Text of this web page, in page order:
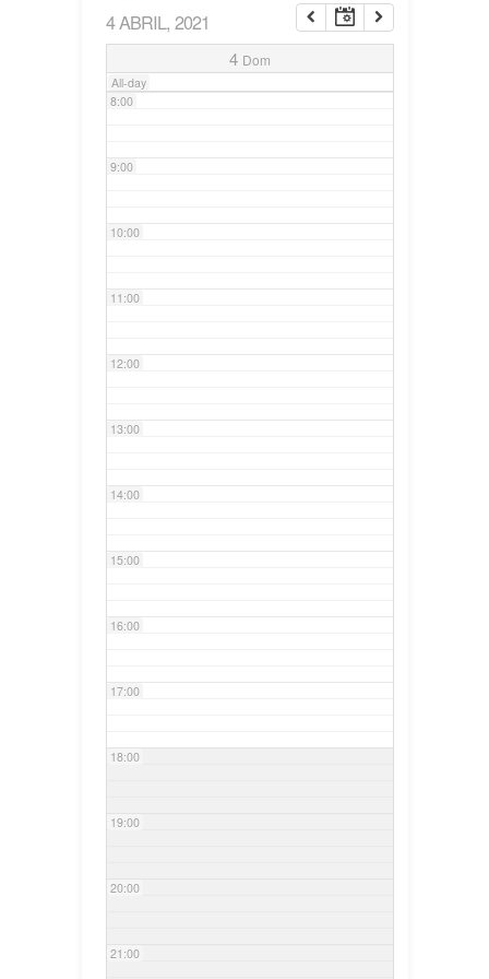
4 ABRIL, 2021
4 Dom
All-day
7:00
8:00
9:00
10:00
11:00
12:00
13:00
14:00
15:00
16:00
17:00
18:00
19:00
20:00
21:00